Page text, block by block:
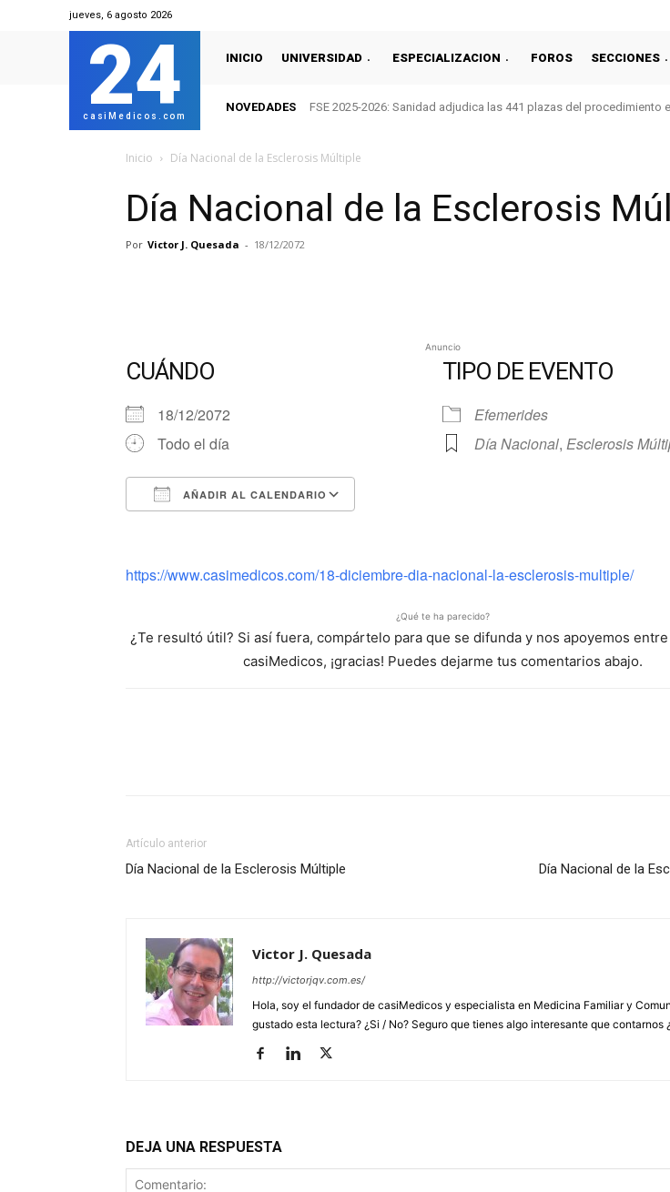
jueves, 6 agosto 2026
24
casiMedicos.com
INICIO UNIVERSIDAD ESPECIALIZACION FOROS SECCIONES
NOVEDADES FSE 2025-2026: Sanidad adjudica las 441 plazas del
Inicio Día Nacional de la Esclerosis Múltiple
Día Nacional de la Esclerosis
Por Victor J. Quesada - 18/12/2072
Anuncio
CUÁNDO
18/12/2072
Todo el día
AÑADIR AL CALENDARIO
TIPO DE EVENTO
Efemerides
Día Nacional, Esclerosis
https://www.casimedicos.com/18-diciembre-dia-nacional-la-esclerosis-multiple/
¿Qué te ha parecido?
¿Te resultó útil? Si así fuera, compártelo para que se difunda y nos apoyemos
casiMedicos, ¡gracias! Puedes dejarme tus comentarios abajo.
Artículo anterior
Día Nacional de la Esclerosis Múltiple Día Nacional de la
Victor J. Quesada
http://victorjqv.com.es/
Hola, soy el fundador de casiMedicos y especialista en Medicina Familiar y
gustado esta lectura? ¿Si / No? Seguro que tienes algo interesante que contarnos
DEJA UNA RESPUESTA